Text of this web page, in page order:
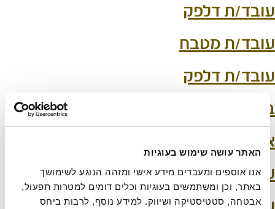
האתר עושה שימוש בעוגיות
עובד/ת דלפק
עובד/ת מטבח
עובד/ת דלפק
בריסטה
אופה
עובד/ת דלפק